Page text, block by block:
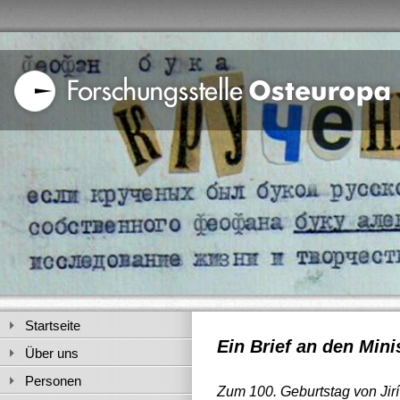
Ein Brief an den
Zum 100. Geburtstag von
Startseite
Über uns
Personen